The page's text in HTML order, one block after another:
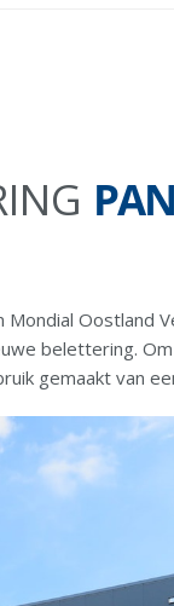
Oostland
belettering.
gemaakt van